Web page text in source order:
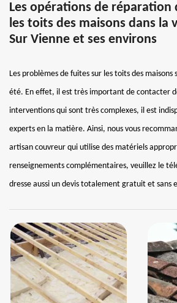
Les opérations de réparation
les toits des maisons dans la
Sur Vienne et ses environs
Les problèmes de fuites sur les toits des
été. En effet, il est très important de contacter
interventions qui sont très complexes, il est
experts en la matière. Ainsi, nous vous
artisan couvreur qui utilise des matériels
renseignements complémentaires, veuillez le
dresse aussi un devis totalement gratuit et sans